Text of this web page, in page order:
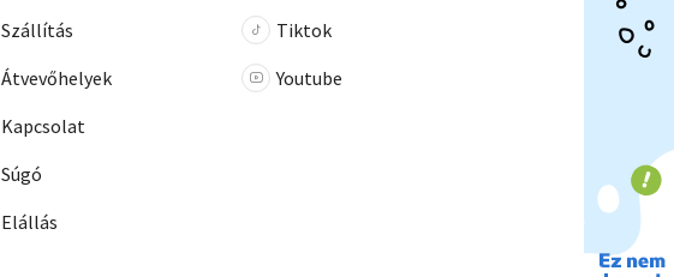
Szállítás
Átvevőhelyek
Kapcsolat
Súgó
Elállás
Tiktok
Youtube